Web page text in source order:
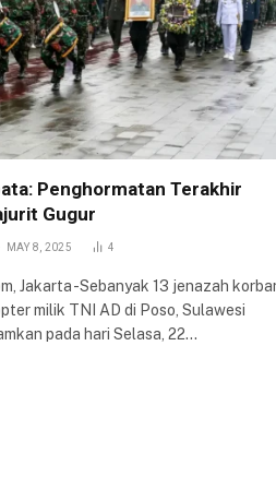
Penghormatan Terakhir
Gugur
MAY 8, 2025 4
Jakarta -Sebanyak 13 jenazah
milik TNI AD di Poso, Sulawesi
pada hari Selasa, 22…